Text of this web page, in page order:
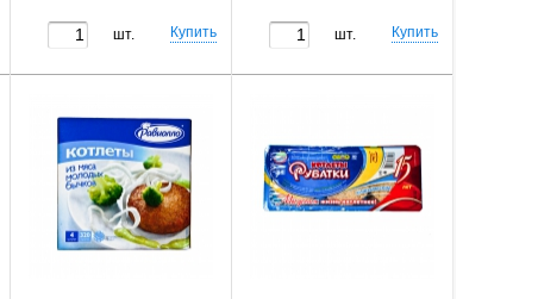
шт. шт.